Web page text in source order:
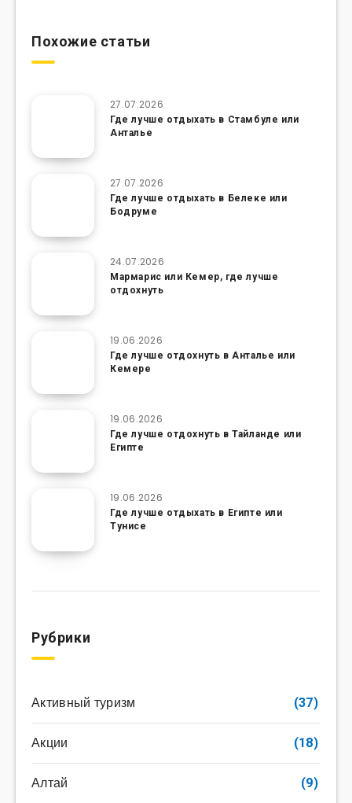
Похожие статьи
27.07.2026
Где лучше отдыхать в Стамбуле или
Анталье
27.07.2026
Где лучше отдыхать в Белеке или
Бодруме
24.07.2026
Мармарис или Кемер, где лучше
отдохнуть
19.06.2026
Где лучше отдохнуть в Анталье или
Кемере
19.06.2026
Где лучше отдохнуть в Тайланде или
Египте
19.06.2026
Где лучше отдыхать в Египте или
Тунисе
Рубрики
Активный туризм (37)
Акции (18)
Алтай (9)